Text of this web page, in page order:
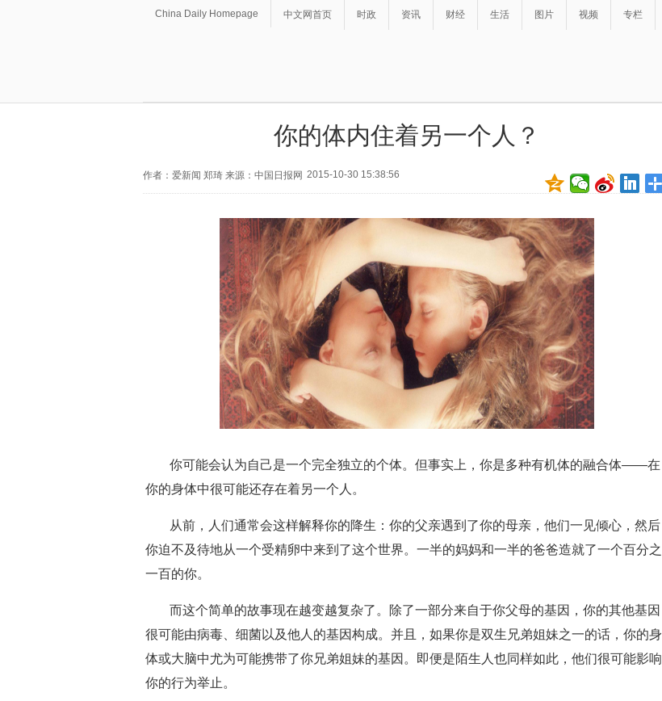
China Daily Homepage 中文网首页 时政 资讯 财经 生活 图片 视频 专栏
你的体内住着另一个人？
作者：爱新闻 郑琦 来源：中国日报网 2015-10-30 15:38:56
你可能会认为自己是一个完全独立的个体。但事实上，你是多种有机体的融合体——在
你的身体中很可能还存在着另一个人。
从前，人们通常会这样解释你的降生：你的父亲遇到了你的母亲，他们一见倾心，然后
你迫不及待地从一个受精卵中来到了这个世界。一半的妈妈和一半的爸爸造就了一个百分之
一百的你。
而这个简单的故事现在越变越复杂了。除了一部分来自于你父母的基因，你的其他基因
很可能由病毒、细菌以及他人的基因构成。并且，如果你是双生兄弟姐妹之一的话，你的身
体或大脑中尤为可能携带了你兄弟姐妹的基因。即便是陌生人也同样如此，他们很可能影响
你的行为举止。